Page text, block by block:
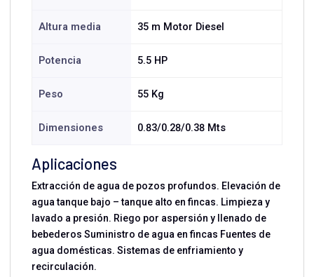
Altura media 35 m Motor Diesel
Potencia 5.5 HP
Peso 55 Kg
Dimensiones 0.83/0.28/0.38 Mts
Aplicaciones
Extracción de agua de pozos profundos. Elevación de
agua tanque bajo – tanque alto en fincas. Limpieza y
lavado a presión. Riego por aspersión y llenado de
bebederos Suministro de agua en fincas Fuentes de
agua domésticas. Sistemas de enfriamiento y
recirculación.